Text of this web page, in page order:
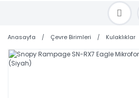
TOPTAN FİYAT ALMAK İÇİN
SİPARİŞLERİNİZİ AYNI GÜN KARGO
Anasayfa Çevre Birimleri Kulaklıklar